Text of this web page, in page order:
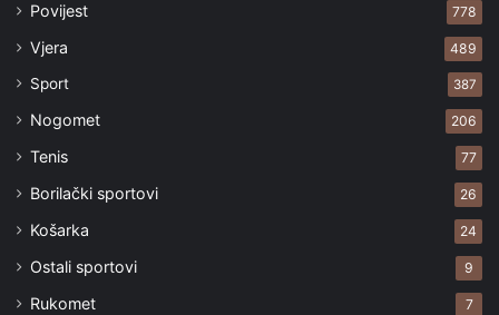
Povijest 778
Vjera 489
Sport 387
Nogomet 206
Tenis 77
Borilački sportovi 26
Košarka 24
Ostali sportovi 9
Rukomet 7